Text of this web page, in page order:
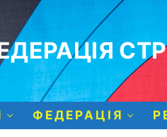
ФЕДЕРАЦІЯ